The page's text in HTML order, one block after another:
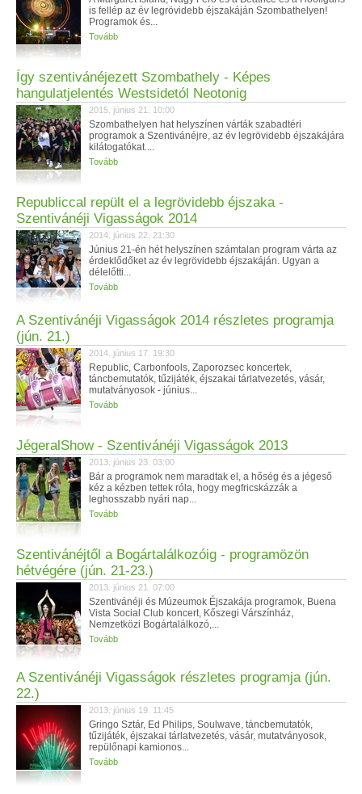
is fellép az év legrövidebb éjszakáján Szombathelyen!
Programok és...
Tovább
Így szentivánéjezett Szombathely - Képes
hangulatjelentés Westsidetól Neotonig
2015. június 21. 10:00
Szombathelyen hat helyszínen várták szabadtéri
programok a Szentivánéjre, az év legrövidebb éjszakájára
kilátogatókat....
Tovább
Republiccal repült el a legrövidebb éjszaka -
Szentivánéji Vigasságok 2014
2014. június 22. 21:30
Június 21-én hét helyszínen számtalan program várta az
érdeklődőket az év legrövidebb éjszakáján. Ugyan a
délelőtti...
Tovább
A Szentivánéji Vigasságok 2014 részletes programja
(jún. 21.)
2014. június 17. 19:30
Republic, Carbonfools, Zaporozsec koncertek,
táncbemutatók, tűzijáték, éjszakai tárlatvezetés, vásár,
mutatványosok - június...
Tovább
JégeralShow - Szentivánéji Vigasságok 2013
2013. június 23. 03:00
Bár a programok nem maradtak el, a hőség és a jégeső
kéz a kézben tettek róla, hogy megfricskázzák a
leghosszabb nyári nap...
Tovább
Szentivánéjtől a Bogártalálkozóig - programözön
hétvégére (jún. 21-23.)
2013. június 21. 07:00
Szentivánéji és Múzeumok Éjszakája programok, Buena
Vista Social Club koncert, Kőszegi Várszínház,
Nemzetközi Bogártalálkozó,...
Tovább
A Szentivánéji Vigasságok részletes programja (jún.
22.)
2013. június 19. 11:45
Gringo Sztár, Ed Philips, Soulwave, táncbemutatók,
tűzijáték, éjszakai tárlatvezetés, vásár, mutatványosok,
repülőnapi kamionos...
Tovább